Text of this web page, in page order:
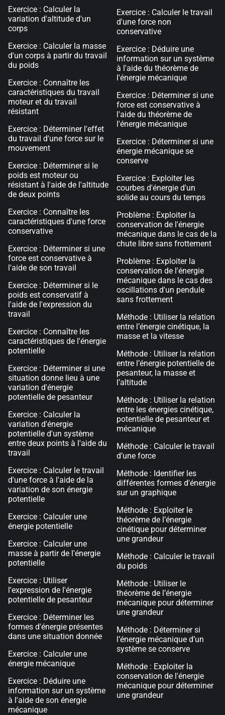
Exercice : Calculer la
variation d'altitude d'un
corps
Exercice : Calculer la masse
d'un corps à partir du travail
du poids
Exercice : Connaître les
caractéristiques du travail
moteur et du travail
résistant
Exercice : Déterminer l'effet
du travail d'une force sur le
mouvement
Exercice : Déterminer si le
poids est moteur ou
résistant à l'aide de l'altitude
de deux points
Exercice : Connaître les
caractéristiques d'une force
conservative
Exercice : Déterminer si une
force est conservative à
l'aide de son travail
Exercice : Déterminer si le
poids est conservatif à
l'aide de l'expression du
travail
Exercice : Connaître les
caractéristiques de l'énergie
potentielle
Exercice : Déterminer si une
situation donne lieu à une
variation d'énergie
potentielle de pesanteur
Exercice : Calculer la
variation d'énergie
potentielle d'un système
entre deux points à l'aide du
travail
Exercice : Calculer le travail
d'une force à l'aide de la
variation de son énergie
potentielle
Exercice : Calculer une
énergie potentielle
Exercice : Calculer une
masse à partir de l'énergie
potentielle
Exercice : Utiliser
l'expression de l'énergie
potentielle de pesanteur
Exercice : Déterminer les
formes d'énergie présentes
dans une situation donnée
Exercice : Calculer une
énergie mécanique
Exercice : Déduire une
information sur un système
à l'aide de son énergie
mécanique
Exercice : Calculer le travail
d'une force non
conservative
Exercice : Déduire une
information sur un système
à l'aide du théorème de
l'énergie mécanique
Exercice : Déterminer si une
force est conservative à
l'aide du théorème de
l'énergie mécanique
Exercice : Déterminer si une
énergie mécanique se
conserve
Exercice : Exploiter les
courbes d'énergie d'un
solide au cours du temps
Problème : Exploiter la
conservation de l'énergie
mécanique dans le cas de la
chute libre sans frottement
Problème : Exploiter la
conservation de l'énergie
mécanique dans le cas des
oscillations d'un pendule
sans frottement
Méthode : Utiliser la relation
entre l’énergie cinétique, la
masse et la vitesse
Méthode : Utiliser la relation
entre l’énergie potentielle de
pesanteur, la masse et
l’altitude
Méthode : Utiliser la relation
entre les énergies cinétique,
potentielle de pesanteur et
mécanique
Méthode : Calculer le travail
d’une force
Méthode : Identifier les
différentes formes d'énergie
sur un graphique
Méthode : Exploiter le
théorème de l’énergie
cinétique pour déterminer
une grandeur
Méthode : Calculer le travail
du poids
Méthode : Utiliser le
théorème de l’énergie
mécanique pour déterminer
une grandeur
Méthode : Déterminer si
l’énergie mécanique d’un
système se conserve
Méthode : Exploiter la
conservation de l'énergie
mécanique pour déterminer
une grandeur